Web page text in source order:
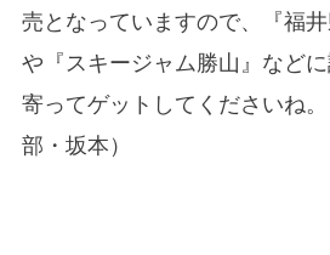
売となっていますので、『福井
や『スキージャム勝山』など
寄ってゲットしてくださいね
部・坂本）